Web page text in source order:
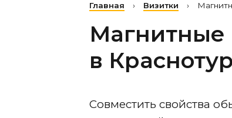
Главная › Визитки ›
Магнитные
в
Совместить свойства